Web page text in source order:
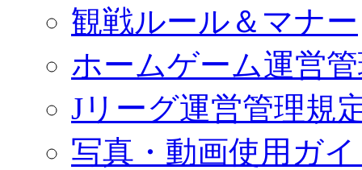
観戦ルール＆マナー
ホームゲーム運営
Jリーグ運営管理規
写真・動画使用ガ